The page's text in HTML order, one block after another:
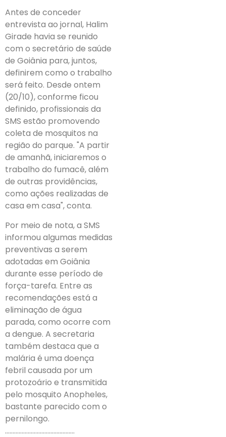
Antes de conceder
entrevista ao jornal, Halim
Girade havia se reunido
com o secretário de saúde
de Goiânia para, juntos,
definirem como o trabalho
será feito. Desde ontem
(20/10), conforme ficou
definido, profissionais da
SMS estão promovendo
coleta de mosquitos na
região do parque. "A partir
de amanhã, iniciaremos o
trabalho do fumacê, além
de outras providências,
como ações realizadas de
casa em casa", conta.
Por meio de nota, a SMS
informou algumas medidas
preventivas a serem
adotadas em Goiânia
durante esse período de
força-tarefa. Entre as
recomendações está a
eliminação de água
parada, como ocorre com
a dengue. A secretaria
também destaca que a
malária é uma doença
febril causada por um
protozoário e transmitida
pelo mosquito Anopheles,
bastante parecido com o
pernilongo.
……………………………………….